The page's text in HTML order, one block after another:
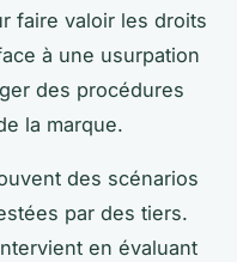
faire valoir les droits
à une usurpation
des procédures
la marque.
des scénarios
par des tiers.
en évaluant